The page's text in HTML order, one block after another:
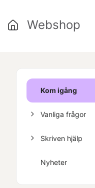
Webshop
Kom igång
Vanliga frågor
Skriven hjälp
Nyheter